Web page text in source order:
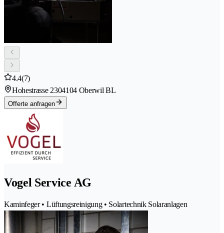
4.4(7)
Hohestrasse 2304104 Oberwil BL
Offerte anfragen
Vogel Service AG
Kaminfeger • Lüftungsreinigung • Solartechnik Solaranlagen